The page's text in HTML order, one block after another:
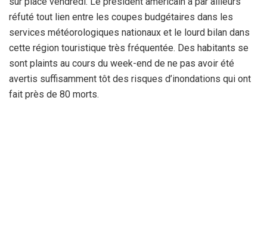
réfuté tout lien entre les coupes budgétaires dans les
services météorologiques nationaux et le lourd bilan dans
cette région touristique très fréquentée. Des habitants se
sont plaints au cours du week-end de ne pas avoir été
avertis suffisamment tôt des risques d’inondations qui ont
fait près de 80 morts.